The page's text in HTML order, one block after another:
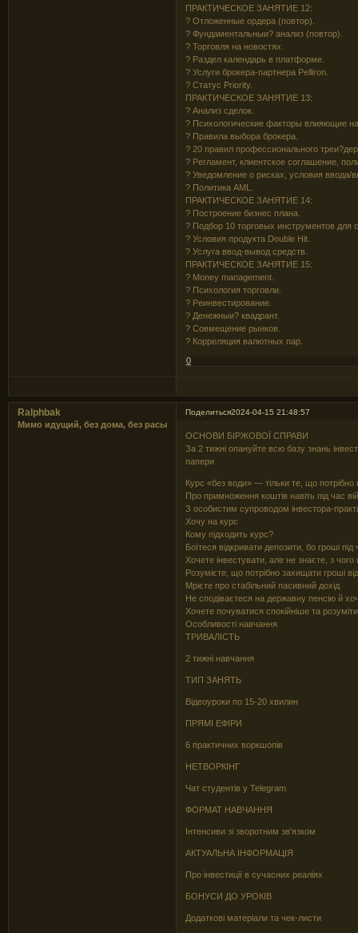
ПРАКТИЧЕСКОЕ ЗАНЯТИЕ 12:
? Отложенные ордера (повтор).
? Фундаментальныи? анализ (повтор).
? Торговля на новостях.
? Раздел календарь в платформе.
? Услуги брокера-партнера Pelliron.
? Cтатус Priority.
ПРАКТИЧЕСКОЕ ЗАНЯТИЕ 13:
? Анализ сделок.
? Психологические факторы влияющие
? Правила выбора брокера.
? 20 правил профессионального
? Регламент, клиентское соглашение,
? Уведомление о рисках, условия ввода/
? Политика AML.
ПРАКТИЧЕСКОЕ ЗАНЯТИЕ 14:
? Построение бизнес плана.
? Подбор 10 торговых инструментов для
? Условия продукта Double Hit.
? Услуга ввод-вывод средств.
ПРАКТИЧЕСКОЕ ЗАНЯТИЕ 15:
? Money management.
? Психология торговли.
? Реинвестирование.
? Денежныи? квадрант.
? Совмещение рынков.
? Корреляция валютных пар.
0
Поделиться2024-04-15 21:48:57
Ralphbak
Мимо идущий, без дома, без расы
ОСНОВИ БІРЖОВОЇ СПРАВИ
За 2 тижні опануйте всю базу знань
папери
Курс «без води» — тільки те, що потрібно
Про примноження коштів навіть під час
З особистим супроводом інвестора-
Хочу на курс
Кому підходить курс?
Боїтеся відкривати депозити, бо гроші
Хочете інвестувати, але не знаєте, з чого
Розумієте, що потрібно захищати гроші
Мрієте про стабільний пасивний дохід
Не сподіваєтеся на державну пенсію й
Хочете почуватися спокійніше та
Особливості навчання
ТРИВАЛІСТЬ
2 тижні навчання
ТИП ЗАНЯТЬ
Відеоуроки по 15-20 хвилин
ПРЯМІ ЕФІРИ
6 практичних воркшопів
НЕТВОРКІНГ
Чат студентів у Telegram
ФОРМАТ НАВЧАННЯ
Інтенсиви зі зворотним зв'язком
АКТУАЛЬНА ІНФОРМАЦІЯ
Про інвестиції в сучасних реаліях
БОНУСИ ДО УРОКІВ
Додаткові матеріали та чек-листи